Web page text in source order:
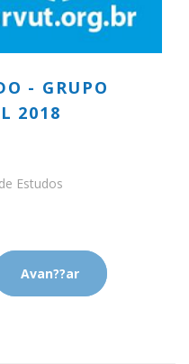
- GRUPO
2018
Estudos
Avan??ar